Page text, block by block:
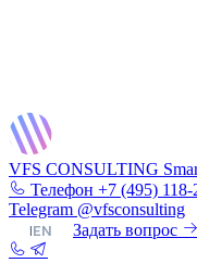
VFS CONSULTING
Телефон +7 (495) 118-
Telegram @vfsconsulting
|EN Задать вопрос